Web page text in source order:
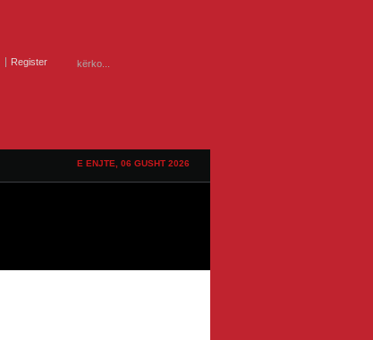
Register
E ENJTE, 06 GUSHT 2026